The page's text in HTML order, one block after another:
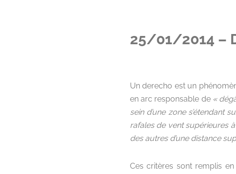
25/01/2014 –
Un derecho est un
en arc responsable de «
sein d’une zone s’étendant
rafales de vent supérieures
des autres d’une distance
Ces critères sont remplis